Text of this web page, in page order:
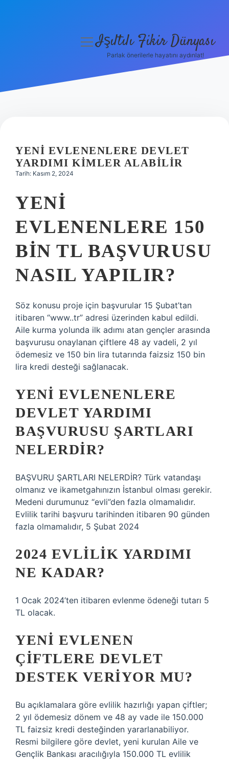
menüyüIşıltılı Fikir Dünyası
Parlak önerilerle hayatını aydınlat!
YENI EVLENENLERE DEVLET
YARDIMI KIMLER ALABILIR
Tarih: Kasım 2, 2024
YENI
EVLENENLERE 150
BIN TL BAŞVURUSU
NASIL YAPILIR?
Söz konusu proje için başvurular 15 Şubat’tan
itibaren “www..tr” adresi üzerinden kabul edildi.
Aile kurma yolunda ilk adımı atan gençler arasında
başvurusu onaylanan çiftlere 48 ay vadeli, 2 yıl
ödemesiz ve 150 bin lira tutarında faizsiz 150 bin
lira kredi desteği sağlanacak.
YENI EVLENENLERE
DEVLET YARDIMI
BAŞVURUSU ŞARTLARI
NELERDIR?
BAŞVURU ŞARTLARI NELERDİR? Türk vatandaşı
olmanız ve ikametgahınızın İstanbul olması gerekir.
Medeni durumunuz “evli”den fazla olmamalıdır.
Evlilik tarihi başvuru tarihinden itibaren 90 günden
fazla olmamalıdır, 5 Şubat 2024
2024 EVLILIK YARDIMI
NE KADAR?
1 Ocak 2024’ten itibaren evlenme ödeneği tutarı 5
TL olacak.
YENI EVLENEN
ÇIFTLERE DEVLET
DESTEK VERIYOR MU?
Bu açıklamalara göre evlilik hazırlığı yapan çiftler;
2 yıl ödemesiz dönem ve 48 ay vade ile 150.000
TL faizsiz kredi desteğinden yararlanabiliyor.
Resmi bilgilere göre devlet, yeni kurulan Aile ve
Gençlik Bankası aracılığıyla 150.000 TL evlilik